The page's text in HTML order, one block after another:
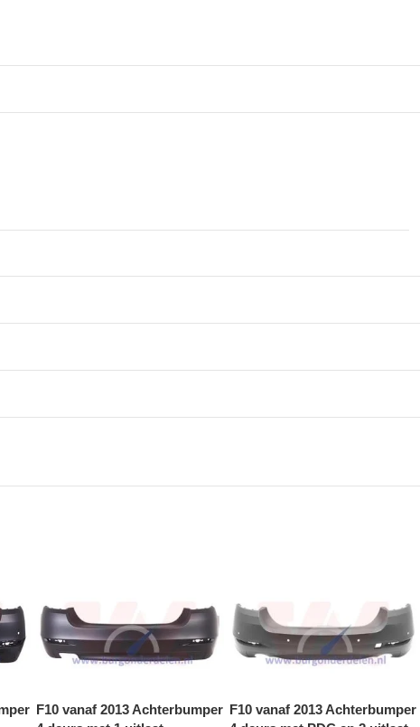
F10 vanaf 2013 Achterbumper F10 vanaf 2013 Achterbumper